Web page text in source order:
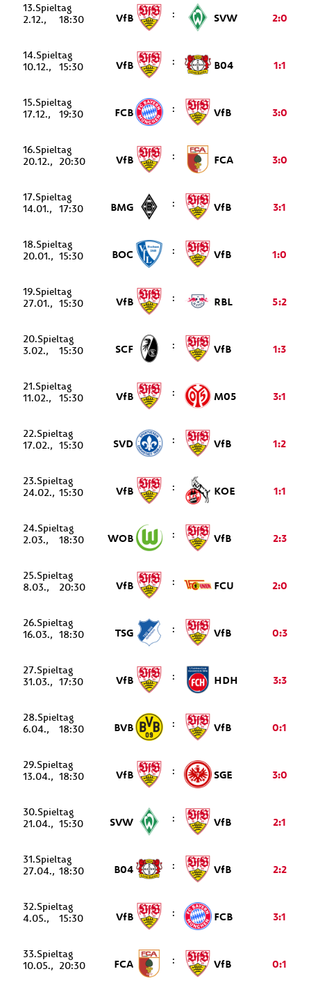
13.
2.12.
18:30 VfB : SVW 2:0
14.
10.12.
15:30 VfB : B04 1:1
15.
17.12.
19:30 FCB : VfB 3:0
16.
20.12.
20:30 VfB : FCA 3:0
17.
14.01.
17:30 BMG : VfB 3:1
18.
20.01.
15:30 BOC : VfB 1:0
19.
27.01.
15:30 VfB : RBL 5:2
20.
3.02.
15:30 SCF : VfB 1:3
21.
11.02.
15:30 VfB : M05 3:1
22.
17.02.
15:30 SVD : VfB 1:2
23.
24.02. 15:30 VfB : KOE 1:1
24.
2.03.
18:30 WOB : VfB 2:3
25.
8.03.
20:30 VfB : FCU 2:0
26.
16.03.
18:30 TSG : VfB 0:3
27.
31.03.
17:30 VfB : HDH 3:3
28.
6.04.
18:30 BVB : VfB 0:1
29.
13.04.
18:30 VfB : SGE 3:0
30.
21.04.
15:30 SVW : VfB 2:1
31.
27.04. 18:30 B04 : VfB 2:2
32.
4.05.
15:30 VfB : FCB 3:1
33.
10.05.
20:30 FCA : VfB 0:1